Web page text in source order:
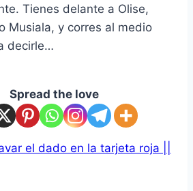
Tienes delante a Olise,
Musiala, y corres al medio
decirle…
Spread the love
el dado en la tarjeta roja ||